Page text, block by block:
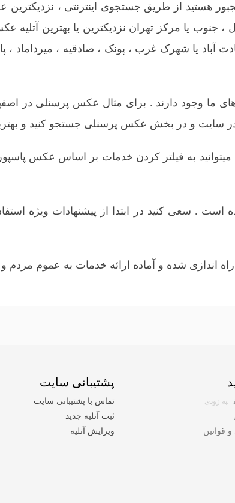
هستید از طریق جستجوی اینترنتی ، نزدیکترین
، جنوب یا مرکز تهران نزدیکترین یا بهترین آتلیه
آباد یا شهرک غرب ، پونک ، صادقیه ، میرداماد ،
ما وجود دارند . برای مثال عکس پرسنلی در
سایت و در بخش عکس پرسنلی جستجو کنید و بهترین
به فیلتر کردن خدمات بر اساس عکس
. سعی کنید در ابتدا از پیشنهادات ویژه
اندازی شده و آماده ارائه خدمات به عموم مردم
به زودی
قوانین
پشتیبانی سایت
تماس با پشتیبانی سایت
ثبت آتلیه جدید
ویرایش آتلیه